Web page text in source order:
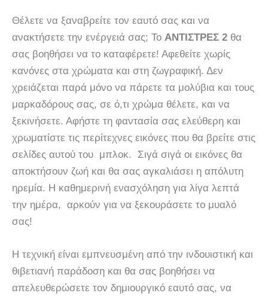
Θέλετε να ξαναβρείτε τον εαυτό σας και να
ανακτήσετε την ενέργειά σας; Το ΑΝΤΙΣΤΡΕΣ 2 θα
σας βοηθήσει να το καταφέρετε! Αφεθείτε χωρίς
κανόνες στα χρώματα και στη ζωγραφική. Δεν
χρειάζεται παρά μόνο να πάρετε τα μολύβια και τους
μαρκαδόρους σας, σε ό,τι χρώμα θέλετε, και να
ξεκινήσετε. Αφήστε τη φαντασία σας ελεύθερη και
χρωματίστε τις περίτεχνες εικόνες που θα βρείτε στις
σελίδες αυτού του μπλοκ. Σιγά σιγά οι εικόνες θα
αποκτήσουν ζωή και θα σας αγκαλιάσει η απόλυτη
ηρεμία. Η καθημερινή ενασχόληση για λίγα λεπτά
την ημέρα, αρκούν για να ξεκουράσετε το μυαλό
σας!
Η τεχνική είναι εμπνευσμένη από την ινδουιστική και
θιβετιανή παράδοση και θα σας βοηθήσει να
απελευθερώσετε τον δημιουργικό εαυτό σας, να